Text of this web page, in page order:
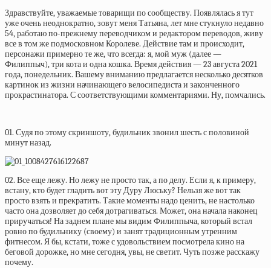
Здравствуйте, уважаемые товарищи по сообществу. Появлялась я тут
уже очень неоднократно, зовут меня Татьяна, лет мне стукнуло недавно
54, работаю по-прежнему переводчиком и редактором переводов, живу
все в том же подмосковном Королеве. Действие там и происходит,
персонажи примерно те же, что всегда: я, мой муж (далее —
Филиппыч), три кота и одна кошка. Время действия — 23 августа 2021
года, понедельник. Вашему вниманию предлагается несколько десятков
картинок из жизни начинающего велосипедиста и законченного
прокрастинатора. С соответствующими комментариями. Ну, помчались.
01. Судя по этому скриншоту, будильник звонил шесть с половиной
минут назад.
02. Все еще лежу. Но лежу не просто так, а по делу. Если я, к примеру,
встану, кто будет гладить вот эту Дуру Люську? Нельзя же вот так
просто взять и прекратить. Такие моменты надо ценить, не настолько
часто она дозволяет до себя дотрагиваться. Может, она начала наконец
приручаться! На заднем плане мы видим Филиппыча, который встал
ровно по будильнику (своему) и занят традиционным утренним
фитнесом. Я бы, кстати, тоже с удовольствием посмотрела кино на
беговой дорожке, но мне сегодня, увы, не светит. Чуть позже расскажу
почему.